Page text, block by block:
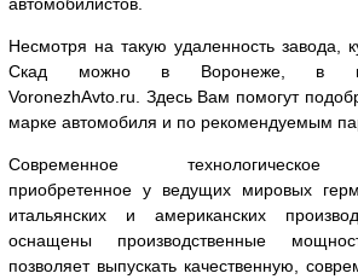
Несмотря на такую удаленность завода,
Скад можно в Воронеже, в
VoronezhAvto.ru. Здесь Вам помогут
марке автомобиля и по рекомендуемым
Современное технологическое
приобретенное у ведущих мировых
итальянских и американских
оснащены производственные
позволяет выпускать качественную,